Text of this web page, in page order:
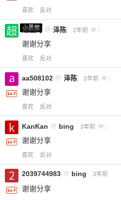
喜欢 反对
小黑屋
超凶的 @ 泽陈 2年前 1
谢谢分享
喜欢 反对
aa508102 @ 泽陈 2年前 1
谢谢分享
喜欢 反对
KanKan @ bing 3年前 1
谢谢分享
喜欢 反对
2039744983 @ bing 3年前
谢谢分享